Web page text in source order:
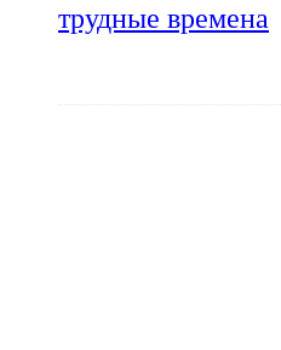
трудные времена